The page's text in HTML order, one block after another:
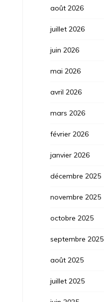
août 2026
juillet 2026
juin 2026
mai 2026
avril 2026
mars 2026
février 2026
janvier 2026
décembre 2025
novembre 2025
octobre 2025
septembre 2025
août 2025
juillet 2025